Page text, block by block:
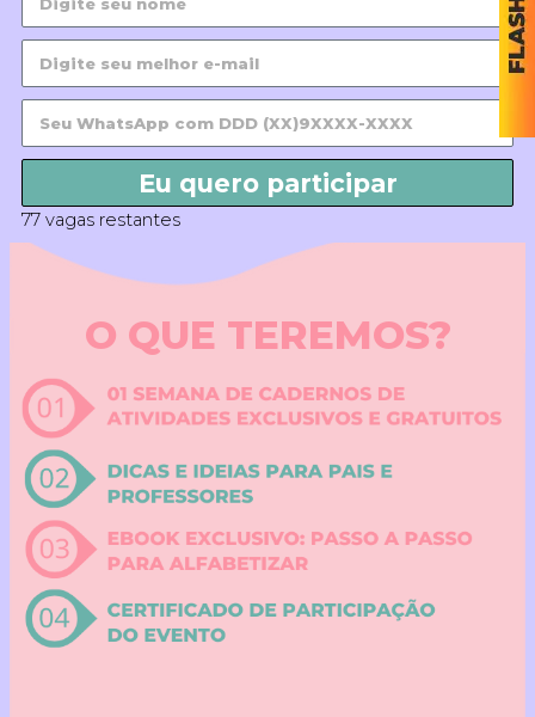
Eu quero participar
77 vagas restantes
O QUE TEREMOS?